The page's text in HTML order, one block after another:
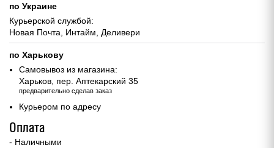
по Украине
Курьерской службой:
Новая Почта, Интайм, Деливери
по Харькову
Самовывоз из магазина:
Харьков, пер. Аптекарский 35
предварительно сделав заказ
Курьером по адресу
Оплата
- Наличными